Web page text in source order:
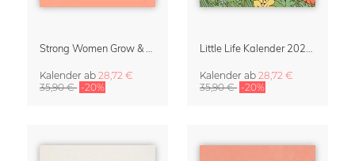
Strong Women Grow & Bloom Kalender 2027
Kalender ab 28,72 €
35,90 € -20%
Little Life Kalender 2027 von Simone Goder
Kalender ab 28,72 €
35,90 € -20%